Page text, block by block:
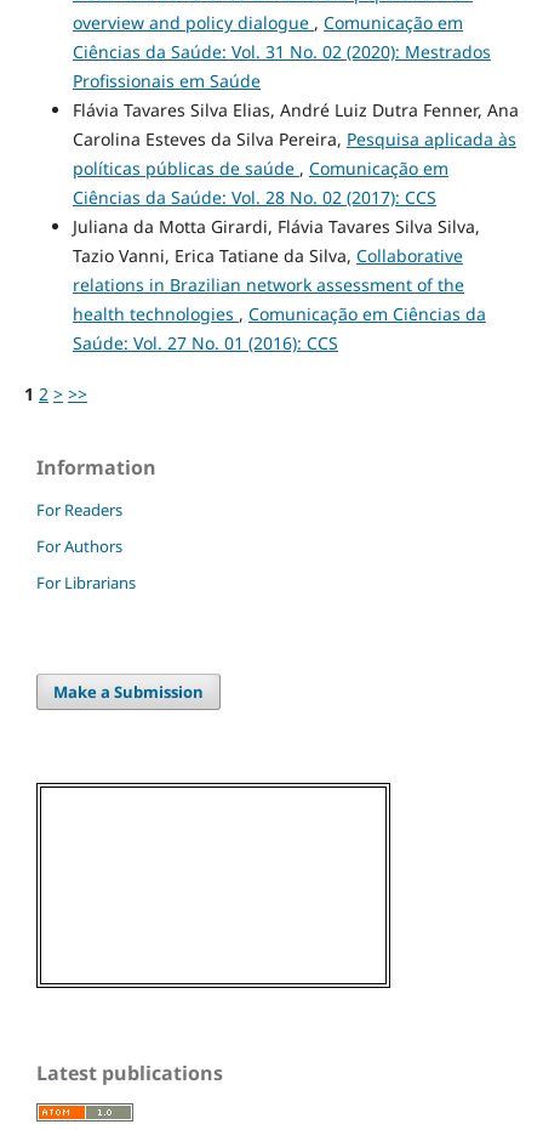
overview and policy dialogue , Comunicação em
Ciências da Saúde: Vol. 31 No. 02 (2020): Mestrados
Profissionais em Saúde
Flávia Tavares Silva Elias, André Luiz Dutra Fenner, Ana
Carolina Esteves da Silva Pereira, Pesquisa aplicada às
políticas públicas de saúde , Comunicação em
Ciências da Saúde: Vol. 28 No. 02 (2017): CCS
Juliana da Motta Girardi, Flávia Tavares Silva Silva,
Tazio Vanni, Erica Tatiane da Silva, Collaborative
relations in Brazilian network assessment of the
health technologies , Comunicação em Ciências da
Saúde: Vol. 27 No. 01 (2016): CCS
1 2 > >>
Information
For Readers
For Authors
For Librarians
Make a Submission
Latest publications